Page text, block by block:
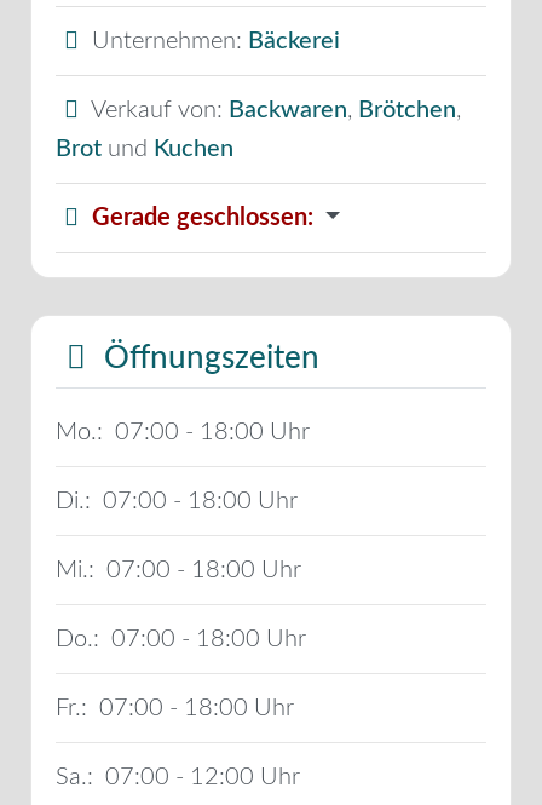
Unternehmen: Bäckerei
Verkauf von: Backwaren, Brötchen,
Brot und Kuchen
Gerade geschlossen:
Öffnungszeiten
Mo.: 07:00 - 18:00
Di.: 07:00 - 18:00
Mi.: 07:00 - 18:00
Do.: 07:00 - 18:00
Fr.: 07:00 - 18:00
Sa.: 07:00 - 12:00